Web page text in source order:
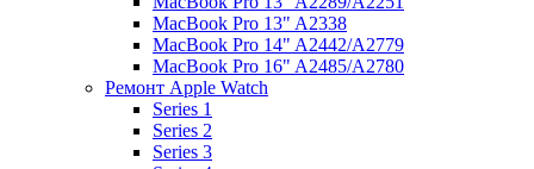
MacBook Pro 13" A2338
MacBook Pro 14" A2442/A2779
MacBook Pro 16" A2485/A2780
Ремонт Apple Watch
Series 1
Series 2
Series 3